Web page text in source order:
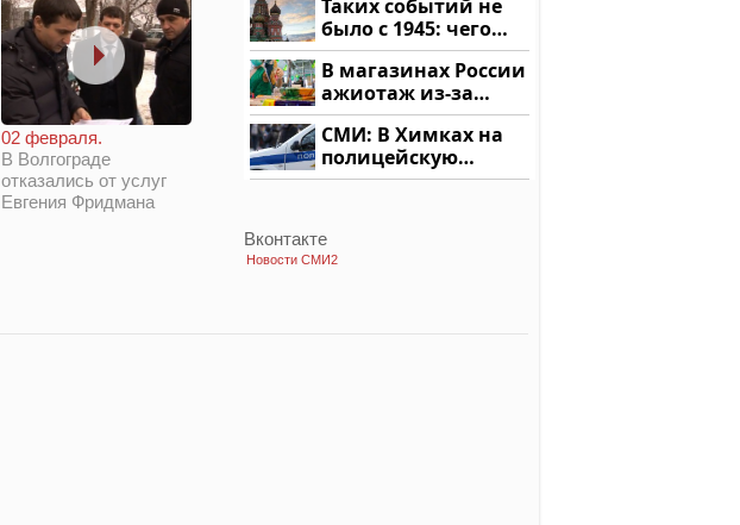
02 февраля.
В Волгограде
отказались от услуг
Евгения Фридмана
здесь
Таких событий не
было с 1945: чего
ждать всем нам?
В магазинах России
ажиотаж из-за
этого продукта: что
купить?
СМИ: В Химках на
полицейскую
машину напали и
Вконтакте
Новости СМИ2